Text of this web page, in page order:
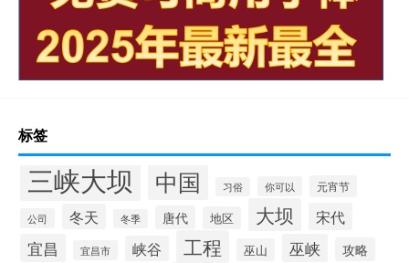
标签
三峡大坝 中国 习俗 你可以 元宵节
公司 冬天 冬季 唐代 地区 大坝 宋代
宜昌 宜昌市 峡谷 工程 巫山 巫峡 攻略